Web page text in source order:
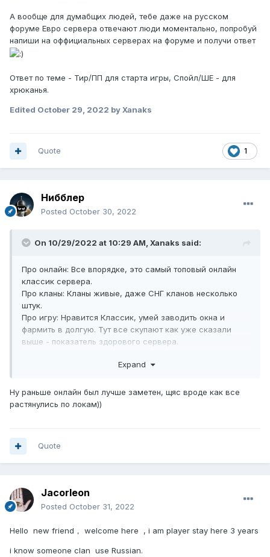
А вообще для думабщих людей, тебе даже на русском
форуме Евро сервера отвечают люди моментально, попробуй
напиши на оффициальных серверах на форуме и получи ответ
Ответ по теме - Тир/ПП для старта игры, Спойл/ШЕ - для
хрюканья.
Edited October 29, 2022 by Xanaks
1
Quote
Нибблер
Posted October 30, 2022
On 10/29/2022 at 10:29 AM, Xanaks said:
Про онлайн: Все впорядке, это самый топовый онлайн
классик сервера.
Про кланы: Кланы живые, даже СНГ кланов несколько
штук.
Про игру: Нравится Классик, умей заводить окна и
фармить в долгую. Тут все скупают как уже сказали
выше - показатель здорового сервера.
А вообще для думабщих людей, тебе даже на русском
попробуй напиши на оффициальных серверах на форуме
и получи ответ
Expand
Ну раньше онлайн был лучше заметен, щяс вроде как все
растянулись по локам))
Quote
Jacorleon
Posted October 31, 2022
Hello new friend， welcome here , i am player stay here 3 years
i know someone clan use Russian.